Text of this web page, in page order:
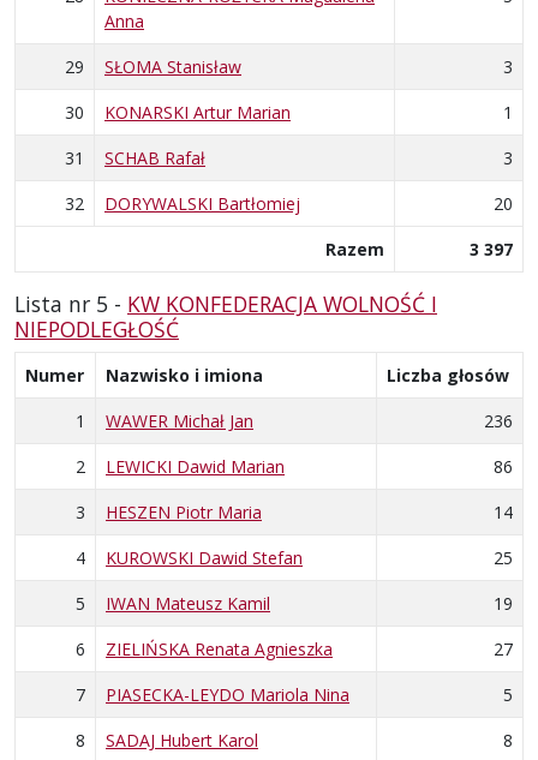
Anna
29 SŁOMA Stanisław
3
30
KONARSKI Artur Marian
1
31
SCHAB Rafał
3
32
DORYWALSKI Bartłomiej
20
Razem
3 397
Lista nr 5 - KW KONFEDERACJA WOLNOŚĆ I
NIEPODLEGŁOŚĆ
Numer Nazwisko i imiona
Liczba głosów
1
WAWER Michał Jan
236
2
LEWICKI Dawid Marian
86
3
HESZEN Piotr Maria
14
4
KUROWSKI Dawid Stefan
25
5
IWAN Mateusz Kamil
19
6
ZIELIŃSKA Renata Agnieszka
27
7
PIASECKA-LEYDO Mariola Nina
5
8
SADAJ Hubert Karol
8